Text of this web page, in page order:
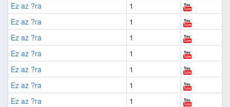
Ez az ?ra
1
Ez az ?ra
1
Ez az ?ra
1
Ez az ?ra
1
Ez az ?ra
1
Ez az ?ra
1
Ez az ?ra
1